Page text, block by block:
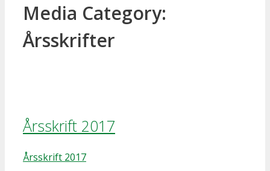
Media Category:
Årsskrifter
Årsskrift 2017
Årsskrift 2017